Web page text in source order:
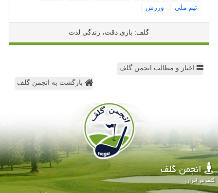
تیم ملی
ورزش
گلف: بازی دقت، زندگی لذت
اخبار و مطالب انجمن گلف
بازگشت به انجمن گلف
انجمن گلف
گلف در ایران